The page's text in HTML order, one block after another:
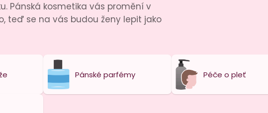
Pánská kosmetika vás promění v
teď se na vás budou ženy lepit jako
Pánské parfémy Péče o pleť